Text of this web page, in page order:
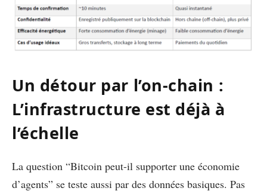
Un détour par l’on-chain :
L’infrastructure est déjà à
l’échelle
La question “Bitcoin peut-il supporter une économie
d’agents” se teste aussi par des données basiques. Pas